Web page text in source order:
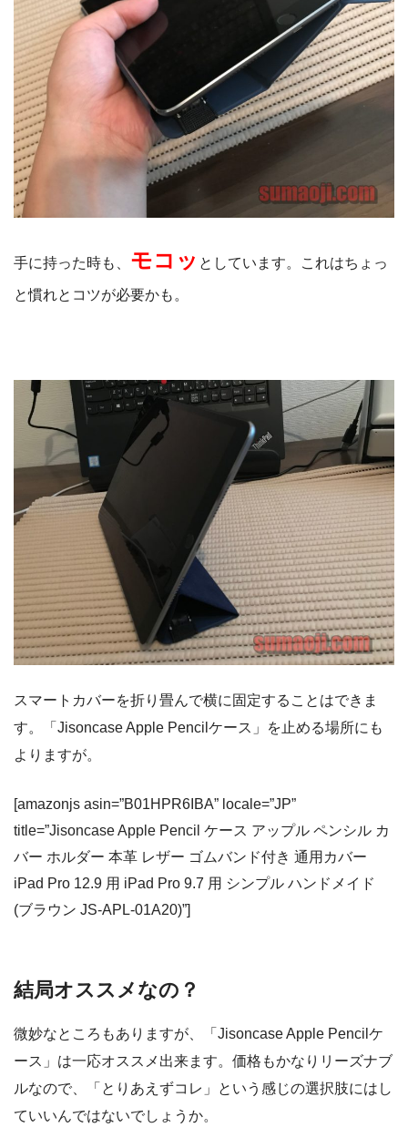
手に持った時も、 モコッ としています。これはちょっ
と慣れとコツが必要かも。
スマートカバーを折り畳んで横に固定することはできま
す。「Jisoncase Apple Pencilケース」を止める場所にも
よりますが。
[amazonjs asin=”B01HPR6IBA” locale=”JP”
title=”Jisoncase Apple Pencil ケース アップル ペンシル カ
バー ホルダー 本革 レザー ゴムバンド付き 通用カバー
iPad Pro 12.9 用 iPad Pro 9.7 用 シンプル ハンドメイド
(ブラウン JS-APL-01A20)”]
結局オススメなの？
微妙なところもありますが、「Jisoncase Apple Pencilケ
ース」は一応オススメ出来ます。価格もかなりリーズナブ
ルなので、「とりあえずコレ」という感じの選択肢にはし
ていいんではないでしょうか。